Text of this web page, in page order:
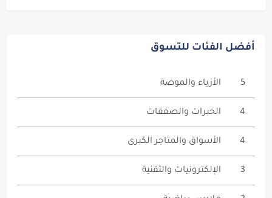
أفضل الفئات للتسوق
الأزياء والموضة 5
الخبرات والصفقات 4
الأسواق والمتاجر الكبرى 4
الإلكترونيات والتقنية 3